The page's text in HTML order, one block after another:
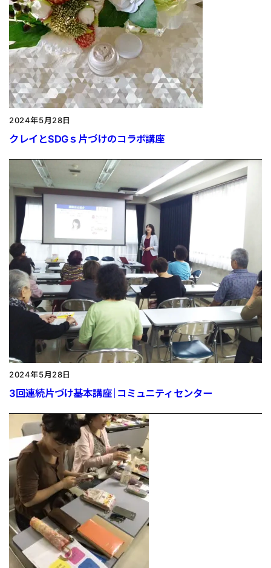
2024年5月28日
クレイとSDGｓ片づけのコラボ講座
2024年5月28日
3回連続片づけ基本講座｜コミュニティセンター